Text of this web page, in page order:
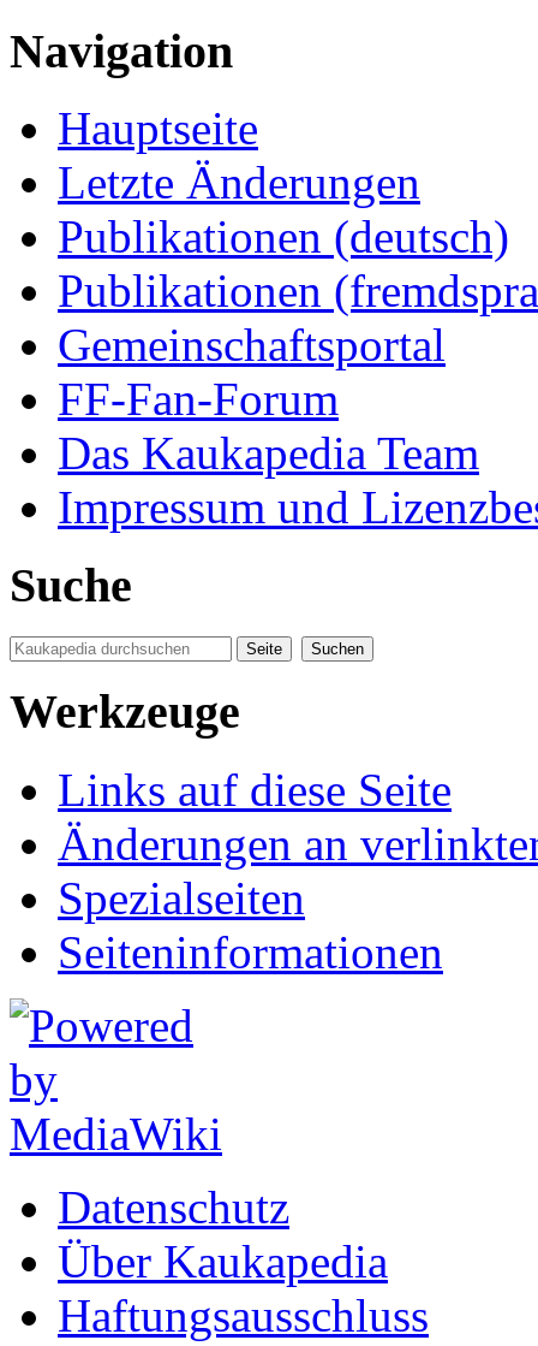
Navigation
Hauptseite
Letzte Änderungen
Publikationen (deutsch)
Publikationen
Gemeinschaftsportal
FF-Fan-Forum
Das Kaukapedia Team
Impressum und
Suche
Werkzeuge
Links auf diese Seite
Änderungen an
Spezialseiten
Seiten­informationen
Datenschutz
Über Kaukapedia
Haftungsausschluss